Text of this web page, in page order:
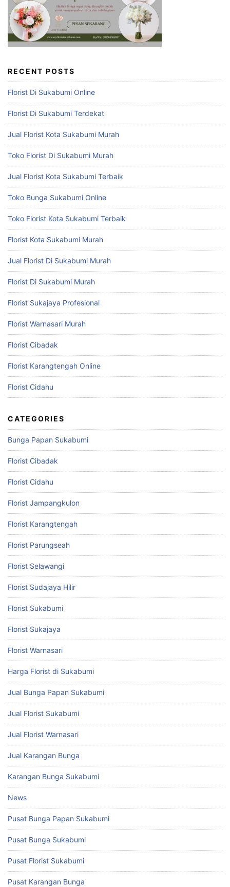
RECENT POSTS
Florist Di Sukabumi Online
Florist Di Sukabumi Terdekat
Jual Florist Kota Sukabumi Murah
Toko Florist Di Sukabumi Murah
Jual Florist Kota Sukabumi Terbaik
Toko Bunga Sukabumi Online
Toko Florist Kota Sukabumi Terbaik
Florist Kota Sukabumi Murah
Jual Florist Di Sukabumi Murah
Florist Di Sukabumi Murah
Florist Sukajaya Profesional
Florist Warnasari Murah
Florist Cibadak
Florist Karangtengah Online
Florist Cidahu
CATEGORIES
Bunga Papan Sukabumi
Florist Cibadak
Florist Cidahu
Florist Jampangkulon
Florist Karangtengah
Florist Parungseah
Florist Selawangi
Florist Sudajaya Hilir
Florist Sukabumi
Florist Sukajaya
Florist Warnasari
Harga Florist di Sukabumi
Jual Bunga Papan Sukabumi
Jual Florist Sukabumi
Jual Florist Warnasari
Jual Karangan Bunga
Karangan Bunga Sukabumi
News
Pusat Bunga Papan Sukabumi
Pusat Bunga Sukabumi
Pusat Florist Sukabumi
Pusat Karangan Bunga